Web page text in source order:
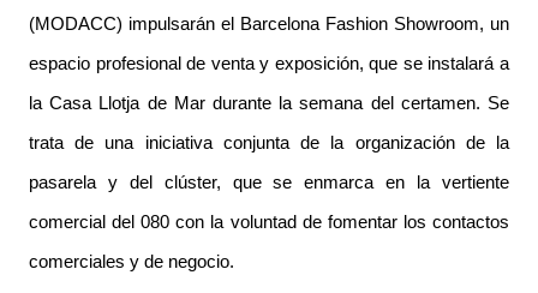
(MODACC) impulsarán el Barcelona Fashion Showroom, un
espacio profesional de venta y exposición, que se instalará a
la Casa Llotja de Mar durante la semana del certamen. Se
trata de una iniciativa conjunta de la organización de la
pasarela y del clúster, que se enmarca en la vertiente
comercial del 080 con la voluntad de fomentar los contactos
comerciales y de negocio.